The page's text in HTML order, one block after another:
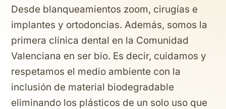
Desde blanqueamientos zoom, cirugías e
implantes y ortodoncias. Además, somos la
primera clínica dental en la Comunidad
Valenciana en ser bio. Es decir, cuidamos y
respetamos el medio ambiente con la
inclusión de material biodegradable
eliminando los plásticos de un solo uso que